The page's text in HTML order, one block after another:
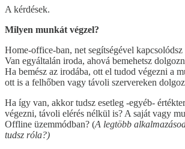
A kérdések.
Milyen munkát végzel?
Home-office-ban, net segítségével kapcsolódsz
Van egyáltalán iroda, ahová bemehetsz
Ha bemész az irodába, ott el tudod végezni a
ott is a felhőben vagy távoli szervereken
Ha így van, akkor tudsz esetleg -egyéb-
végezni, távoli elérés nélkül is? A saját vagy
Offline üzemmódban? (A legtöbb
tudsz róla?)